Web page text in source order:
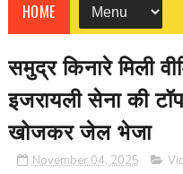
HOME
समुद्र किनारे मिली
इजरायली सेना की
खोजकर जेल भेजा
November 04, 2025